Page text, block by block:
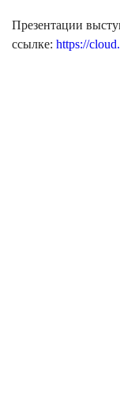
Презентации
ссылке: https://